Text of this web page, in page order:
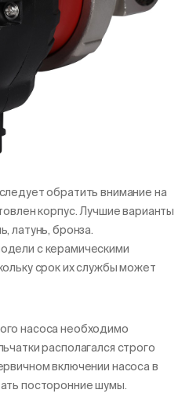
обратить внимание на
корпус. Лучшие варианты
латунь, бронза.
с керамическими
срок их службы может
насоса необходимо
располагался строго
включении насоса в
посторонние шумы.